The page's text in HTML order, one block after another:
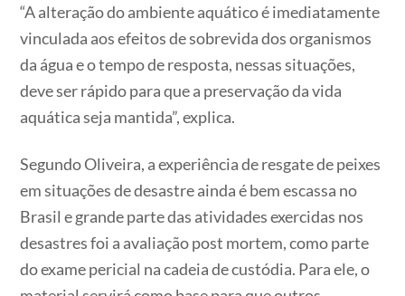
“A alteração do ambiente aquático é imediatamente
vinculada aos efeitos de sobrevida dos organismos
da água e o tempo de resposta, nessas situações,
deve ser rápido para que a preservação da vida
aquática seja mantida”, explica.
Segundo Oliveira, a experiência de resgate de peixes
em situações de desastre ainda é bem escassa no
Brasil e grande parte das atividades exercidas nos
desastres foi a avaliação post mortem, como parte
do exame pericial na cadeia de custódia. Para ele, o